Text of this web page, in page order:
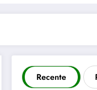
Recente